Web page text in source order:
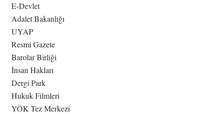
E-Devlet
Adalet Bakanlığı
UYAP
Resmi Gazete
Barolar Birliği
İnsan Hakları
Dergi Park
Hukuk Filmleri
YÖK Tez Merkezi